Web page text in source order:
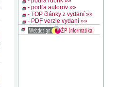
- podľa autorov »»
- TOP články z vydaní »»
- PDF verzie vydaní »»